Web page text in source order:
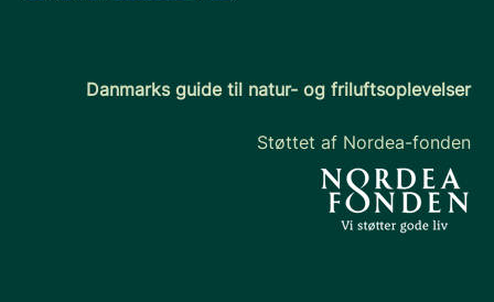
Danmarks guide til natur- og friluftsoplevelser
Støttet af Nordea-fonden